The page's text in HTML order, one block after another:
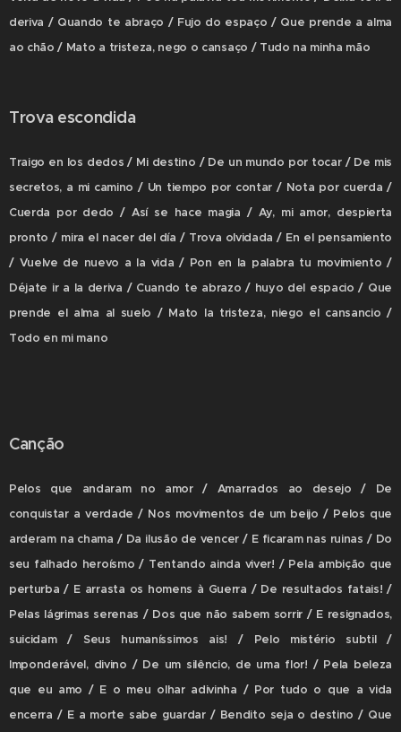
deriva / Quando te abraço / Fujo do espaço / Que prende a alma
ao chão / Mato a tristeza, nego o cansaço / Tudo na minha mão
Trova escondida
Traigo en los dedos / Mi destino / De un mundo por tocar / De mis
secretos, a mi camino / Un tiempo por contar / Nota por cuerda /
Cuerda por dedo / Así se hace magia / Ay, mi amor, despierta
pronto / mira el nacer del día / Trova olvidada / En el pensamiento
/ Vuelve de nuevo a la vida / Pon en la palabra tu movimiento /
Déjate ir a la deriva / Cuando te abrazo / huyo del espacio / Que
prende el alma al suelo / Mato la tristeza, niego el cansancio /
Todo en mi mano
Canção
Pelos que andaram no amor / Amarrados ao desejo / De
conquistar a verdade / Nos movimentos de um beijo / Pelos que
arderam na chama / Da ilusão de vencer / E ficaram nas ruinas / Do
seu falhado heroísmo / Tentando ainda viver! / Pela ambição que
perturba / E arrasta os homens à Guerra / De resultados fatais! /
Pelas lágrimas serenas / Dos que não sabem sorrir / E resignados,
suicidam / Seus humaníssimos ais! / Pelo mistério subtil /
Imponderável, divino / De um silêncio, de uma flor! / Pela beleza
que eu amo / E o meu olhar adivinha / Por tudo o que a vida
encerra / E a morte sabe guardar / Bendito seja o destino / Que